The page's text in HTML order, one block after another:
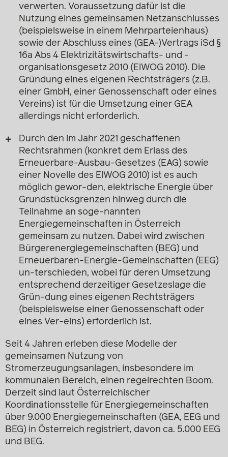
verwerten. Voraussetzung dafür ist die
Nutzung eines gemeinsamen Netzanschlusses
(beispielsweise in einem Mehrparteienhaus)
sowie der Abschluss eines (GEA-)Vertrags iSd §
16a Abs 4 Elektrizitätswirtschafts- und -
organisationsgesetz 2010 (ElWOG 2010). Die
Gründung eines eigenen Rechtsträgers (z.B.
einer GmbH, einer Genossenschaft oder eines
Vereins) ist für die Umsetzung einer GEA
allerdings nicht erforderlich.
Durch den im Jahr 2021 geschaffenen
Rechtsrahmen (konkret dem Erlass des
Erneuerbare-Ausbau-Gesetzes (EAG) sowie
einer Novelle des ElWOG 2010) ist es auch
möglich gewor-den, elektrische Energie über
Grundstücksgrenzen hinweg durch die
Teilnahme an soge-nannten
Energiegemeinschaften in Österreich
gemeinsam zu nutzen. Dabei wird zwischen
Bürgerenergiegemeinschaften (BEG) und
Erneuerbaren-Energie-Gemeinschaften (EEG)
un-terschieden, wobei für deren Umsetzung
entsprechend derzeitiger Gesetzeslage die
Grün-dung eines eigenen Rechtsträgers
(beispielsweise einer Genossenschaft oder
eines Ver-eins) erforderlich ist.
Seit 4 Jahren erleben diese Modelle der
gemeinsamen Nutzung von
Stromerzeugungsanlagen, insbesondere im
kommunalen Bereich, einen regelrechten Boom.
Derzeit sind laut Österreichischer
Koordinationsstelle für Energiegemeinschaften
über 9.000 Energiegemeinschaften (GEA, EEG und
BEG) in Österreich registriert, davon ca. 5.000 EEG
und BEG.